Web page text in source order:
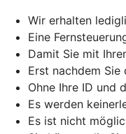
Wir erhalten
Eine
Damit Sie mit
Erst nachdem
Ohne Ihre ID und
Es werden
Es ist nicht